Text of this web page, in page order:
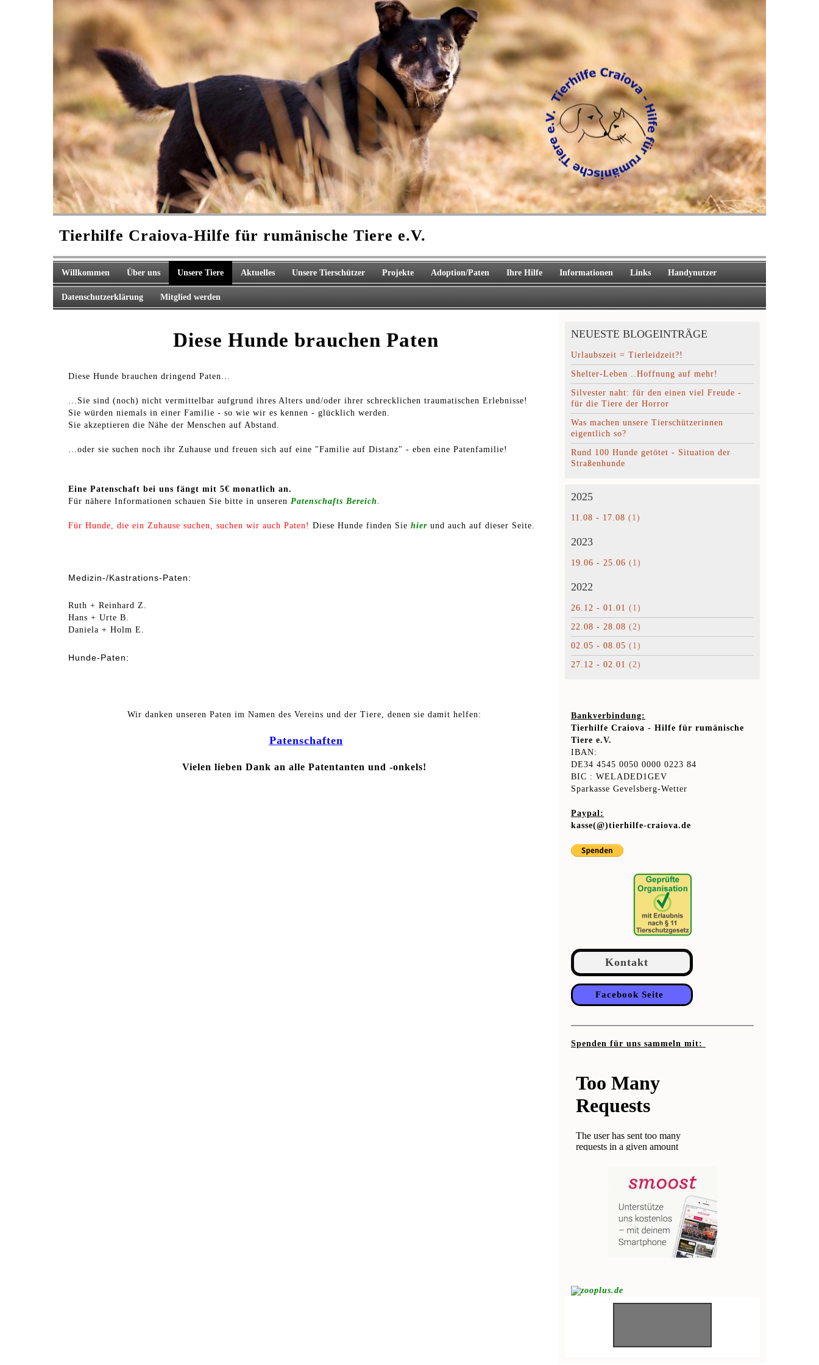
Tierhilfe Craiova-Hilfe für rumänische Tiere e.V.
Willkommen Über uns Unsere Tiere Aktuelles Unsere Tierschützer Projekte Adoption/Paten Ihre Hilfe Informationen Links Handynutzer
Datenschutzerklärung Mitglied werden
NEUESTE BLOGEINTRÄGE
Urlaubszeit = Tierleidzeit?!
Shelter-Leben ..Hoffnung auf mehr!
Silvester naht: für den einen viel Freude -
für die Tiere der Horror
Was machen unsere Tierschützerinnen
eigentlich so?
Rund 100 Hunde getötet - Situation der
Straßenhunde
2025
11.08 - 17.08 (1)
2023
19.06 - 25.06 (1)
2022
26.12 - 01.01 (1)
22.08 - 28.08 (2)
02.05 - 08.05 (1)
27.12 - 02.01 (2)
Bankverbindung:
Tierhilfe Craiova - Hilfe für rumänische
Tiere e.V.
IBAN:
DE34 4545 0050 0000 0223 84
BIC : WELADED1GEV
Sparkasse Gevelsberg-Wetter
Paypal:
kasse(@)tierhilfe-craiova.de
Kontakt
Facebook Seite
Spenden für uns sammeln mit:
Diese Hunde brauchen Paten
Diese Hunde brauchen dringend Paten...
...Sie sind (noch) nicht vermittelbar aufgrund ihres Alters und/oder ihrer schrecklichen traumatischen Erlebnisse!
Sie würden niemals in einer Familie - so wie wir es kennen - glücklich werden.
Sie akzeptieren die Nähe der Menschen auf Abstand.
...oder sie suchen noch ihr Zuhause und freuen sich auf eine "Familie auf Distanz" - eben eine Patenfamilie!
Eine Patenschaft bei uns fängt mit 5€ monatlich an.
Für nähere Informationen schauen Sie bitte in unseren Patenschafts Bereich .
Für Hunde, die ein Zuhause suchen, suchen wir auch Paten! Diese Hunde finden Sie hier und auch auf dieser Seite.
Medizin-/Kastrations-Paten:
Ruth + Reinhard Z.
Hans + Urte B.
Daniela + Holm E.
Hunde-Paten:
Wir danken unseren Paten im Namen des Vereins und der Tiere, denen sie damit helfen:
Patenschaften
Vielen lieben Dank an alle Patentanten und -onkels!